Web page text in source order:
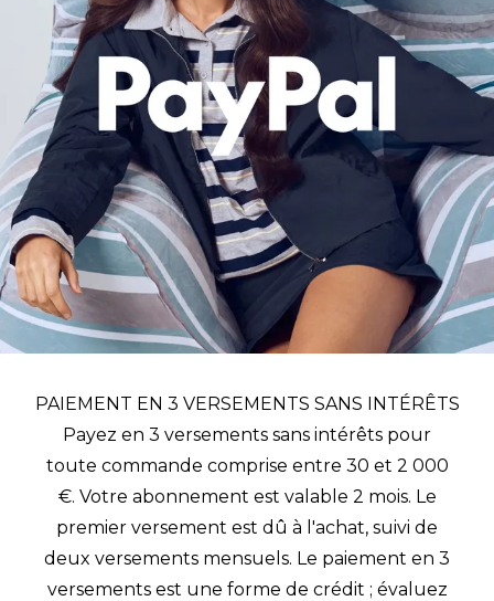
PAIEMENT EN 3 VERSEMENTS SANS INTÉRÊTS
Payez en 3 versements sans intérêts pour
toute commande comprise entre 30 et 2 000
€. Votre abonnement est valable 2 mois. Le
premier versement est dû à l'achat, suivi de
deux versements mensuels. Le paiement en 3
versements est une forme de crédit ; évaluez